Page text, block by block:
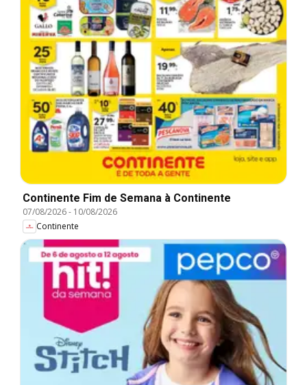
Continente Fim de Semana à Continente
07/08/2026- 10/08/2026
Continente